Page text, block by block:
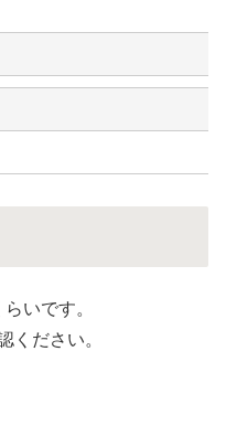
いです。
ください。